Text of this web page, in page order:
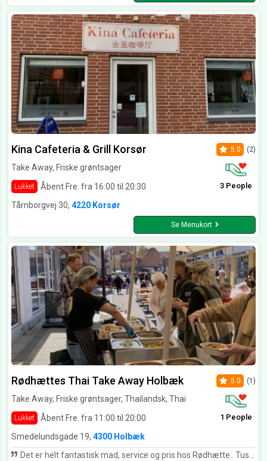
Kina Cafeteria & Grill Korsør
Take Away, Friske grøntsager
Lukket Åbent Fre. fra 16:00 til 20:30
5.0 (2)
3 People
Tårnborgvej 30, 4220 Korsør
Se Menukort
Rødhættes Thai Take Away Holbæk
Take Away, Friske grøntsager, Thailandsk, Thai
Lukket Åbent Fre. fra 11:00 til 20:00
5.0 (1)
1 People
Smedelundsgade 19, 4300 Holbæk
Det er helt fantastisk mad, service og pris hos Rødhætte.. Tusind tak for altid lækker mad. Mange hilsner Frank